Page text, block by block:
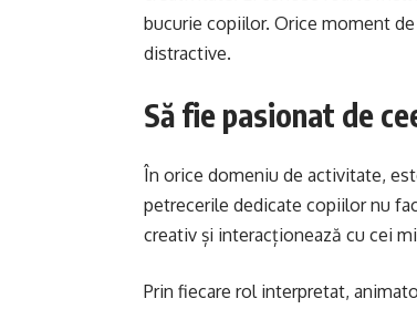
bucurie copiilor. Orice moment
distractive.
Să fie pasionat de
În orice domeniu de activitate,
petrecerile dedicate copiilor nu
creativ și interacționează cu cei
Prin fiecare rol interpretat,